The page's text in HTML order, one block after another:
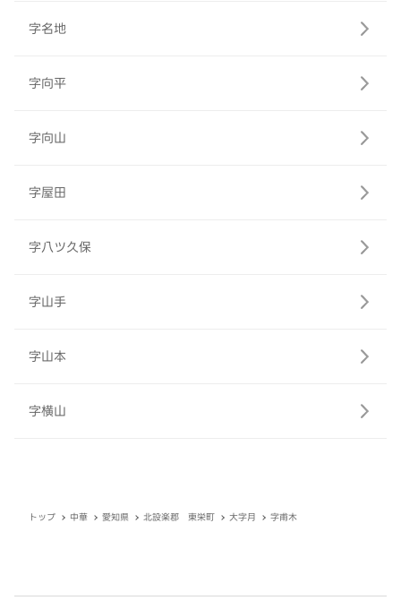
字名地
字向平
字向山
字屋田
字八ツ久保
字山手
字山本
字横山
トップ 中華 愛知県 北設楽郡 東栄町 大字月 字甫木